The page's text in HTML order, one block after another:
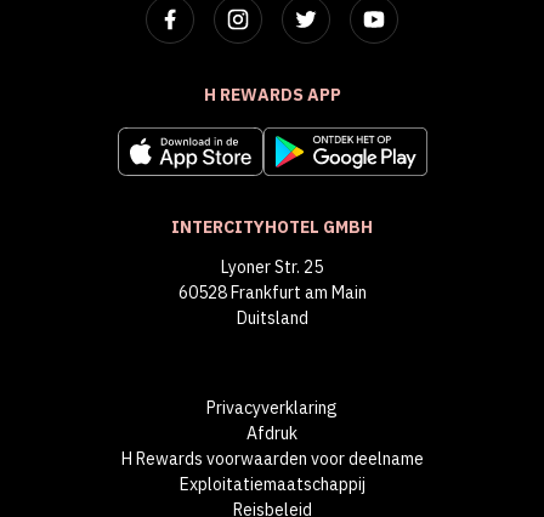
H REWARDS APP
INTERCITYHOTEL GMBH
Lyoner Str. 25
60528 Frankfurt am Main
Duitsland
Privacyverklaring
Afdruk
H Rewards voorwaarden voor deelname
Exploitatiemaatschappij
Reisbeleid